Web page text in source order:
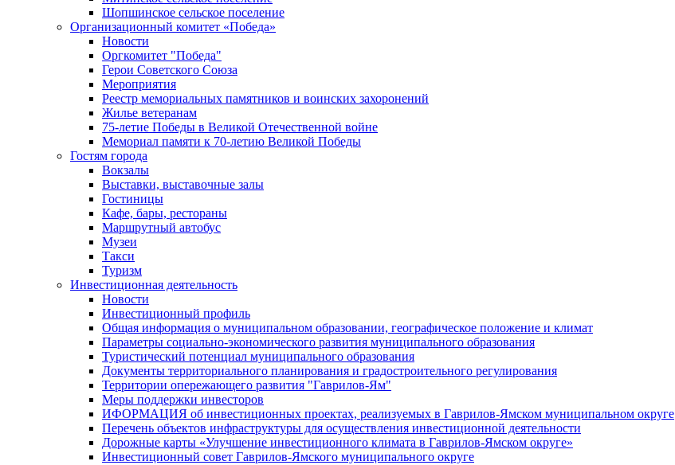
Шопшинское сельское поселение
Организационный комитет «Победа»
Новости
Оргкомитет "Победа"
Герои Советского Союза
Мероприятия
Реестр мемориальных памятников и воинских захоронений
Жилье ветеранам
75-летие Победы в Великой Отечественной войне
Мемориал памяти к 70-летию Великой Победы
Гостям города
Вокзалы
Выставки, выставочные залы
Гостиницы
Кафе, бары, рестораны
Маршрутный автобус
Музеи
Такси
Туризм
Инвестиционная деятельность
Новости
Инвестиционный профиль
Общая информация о муниципальном образовании, географическое положение и климат
Параметры социально-экономического развития муниципального образования
Туристический потенциал муниципального образования
Документы территориального планирования и градостроительного регулирования
Территории опережающего развития "Гаврилов-Ям"
Меры поддержки инвесторов
ИФОРМАЦИЯ об инвестиционных проектах, реализуемых в Гаврилов-Ямском муниципальном округе
Перечень объектов инфраструктуры для осуществления инвестиционной деятельности
Дорожные карты «Улучшение инвестиционного климата в Гаврилов-Ямском округе»
Инвестиционный совет Гаврилов-Ямского муниципального округе